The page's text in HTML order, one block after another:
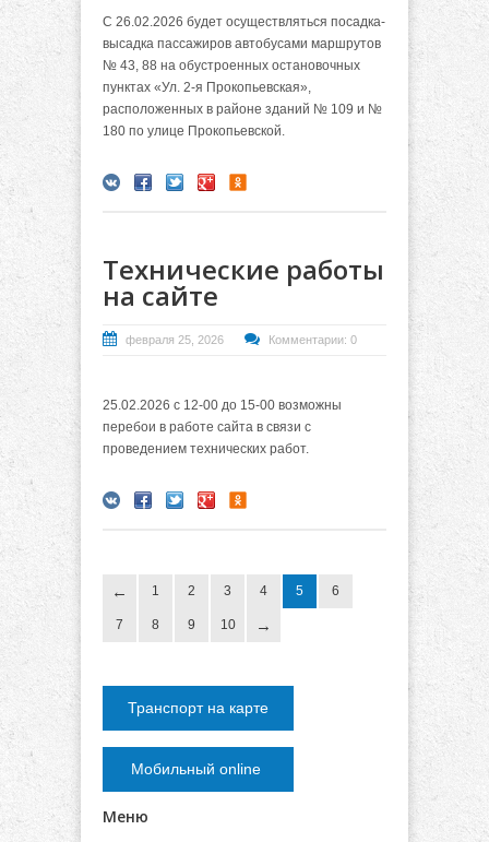
С 26.02.2026 будет осуществляться посадка-
высадка пассажиров автобусами маршрутов
№ 43, 88 на обустроенных остановочных
пунктах «Ул. 2-я Прокопьевская»,
расположенных в районе зданий № 109 и №
180 по улице Прокопьевской.
Технические работы
на сайте
февраля 25, 2026 Комментарии: 0
25.02.2026 с 12-00 до 15-00 возможны
перебои в работе сайта в связи с
проведением технических работ.
1 2 3 4 5 6
7 8 9 10
Транспорт на карте
Мобильный online
Меню